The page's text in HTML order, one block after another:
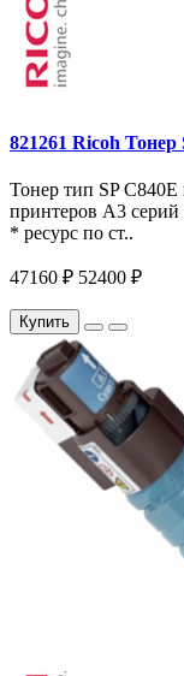
821261 Ricoh
Тонер тип SP
принтеров A3
* ресурс по ст..
47160 ₽ 52400 ₽
Купить